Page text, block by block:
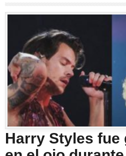
Harry Styles fue